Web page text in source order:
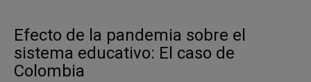
Efecto de la pandemia sobre el
sistema educativo: El caso de
Colombia